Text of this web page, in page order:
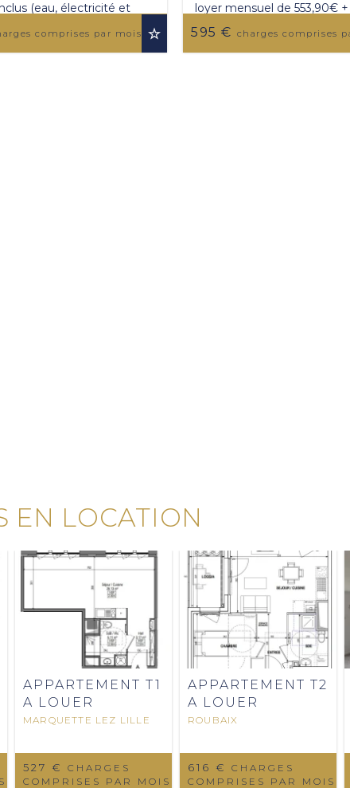
comprises par mois
(eau, électricité et
A 3min ...
595 € charges comprises
loyer mensuel de 553,90€
de provision sur charges soit
EN LOCATION
APPARTEMENT T1
A LOUER
MARQUETTE LEZ LILLE
527 € CHARGES
COMPRISES PAR MOIS
APPARTEMENT T2
A LOUER
ROUBAIX
616 € CHARGES
COMPRISES PAR MOIS